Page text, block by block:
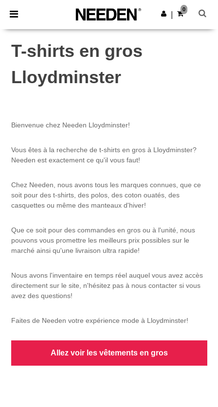
× Appli Needen
Meilleurs prix sur l’app !
Obtenir l'appli
0
T-shirts en gros
Lloydminster
Bienvenue chez Needen Lloydminster!
Vous êtes à la recherche de t-shirts en gros à Lloydminster?
Needen est exactement ce qu'il vous faut!
Chez Needen, nous avons tous les marques connues, que ce
soit pour des t-shirts, des polos, des coton ouatés, des
casquettes ou même des manteaux d'hiver!
Que ce soit pour des commandes en gros ou à l'unité, nous
pouvons vous promettre les meilleurs prix possibles sur le
marché ainsi qu'une livraison ultra rapide!
Nous avons l'inventaire en temps réel auquel vous avez accès
directement sur le site, n'hésitez pas à nous contacter si vous
avez des questions!
Faites de Needen votre expérience mode à Lloydminster!
Allez voir les vêtements en gros